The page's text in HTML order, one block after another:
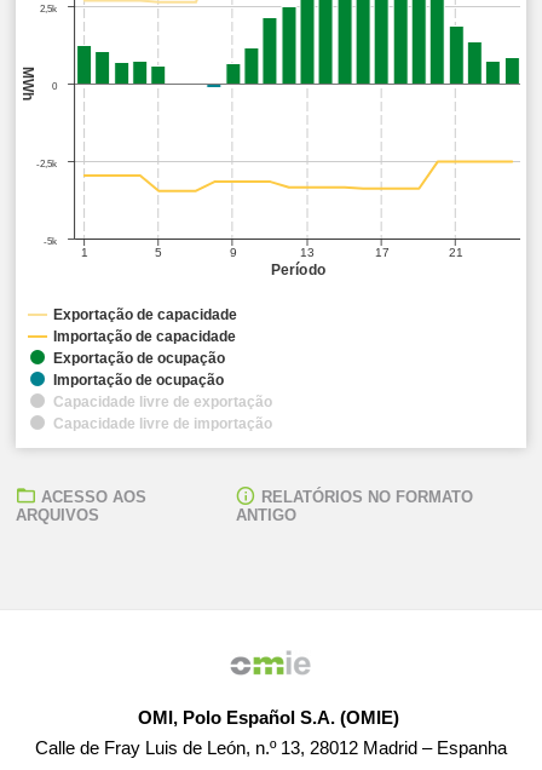
Período
MWh
1 5 9 13 17 21
0
-5k
-2,5k
2,5k
Exportação de capacidade
Importação de capacidade
Exportação de ocupação
Importação de ocupação
Capacidade livre de exportação
Capacidade livre de importação
ACESSO AOS
ARQUIVOS
RELATÓRIOS NO FORMATO
ANTIGO
OMI, Polo Español S.A. (OMIE)
Calle de Fray Luis de León, n.º 13, 28012 Madrid – Espanha